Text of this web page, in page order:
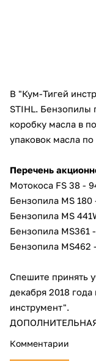
В "Кум-Тигей
STIHL.
коробку масла в
упаковок масла
Перечень
Мотокоса FS 38 -
Бензопила MS 180
Бензопила MS
Бензопила MS361
Бензопила MS462
Спешите принять
декабря 2018
инструмент".
Комментарии
Подробнее
об оплате